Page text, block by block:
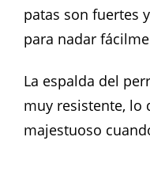
patas son fuertes
para nadar
La espalda del
muy resistente, lo
majestuoso